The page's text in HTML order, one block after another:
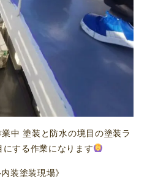
中 塗装と防水の境目の塗装ラ
する作業になります
装塗装現場》